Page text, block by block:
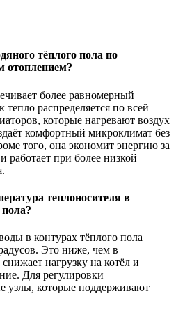
тёплого пола по
отоплением?
более равномерный
распределяется по всей
которые нагревают воздух
комфортный микроклимат без
того, она экономит энергию за
работает при более низкой
теплоносителя в
пола?
в контурах тёплого пола
Это ниже, чем в
нагрузку на котёл и
Для регулировки
узлы, которые поддерживают